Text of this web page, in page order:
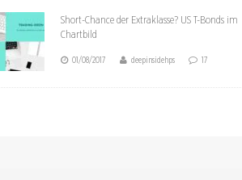
Short-Chance der Extraklasse? US T-Bonds im
Chartbild
01/08/2017 deepinsidehps 17